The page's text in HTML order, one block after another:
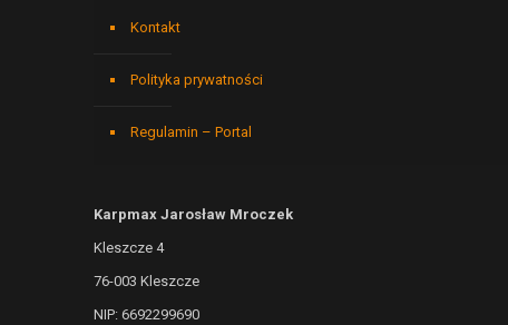
Kontakt
Polityka prywatności
Regulamin – Portal
Karpmax Jarosław Mroczek
Kleszcze 4
76-003 Kleszcze
NIP: 6692299690